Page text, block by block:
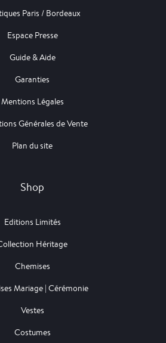
Paris / Bordeaux
Espace Presse
Guide & Aide
Garanties
Mentions Légales
Générales de Vente
Plan du site
Shop
Editions Limités
Héritage
Chemises
Mariage | Cérémonie
Vestes
Costumes